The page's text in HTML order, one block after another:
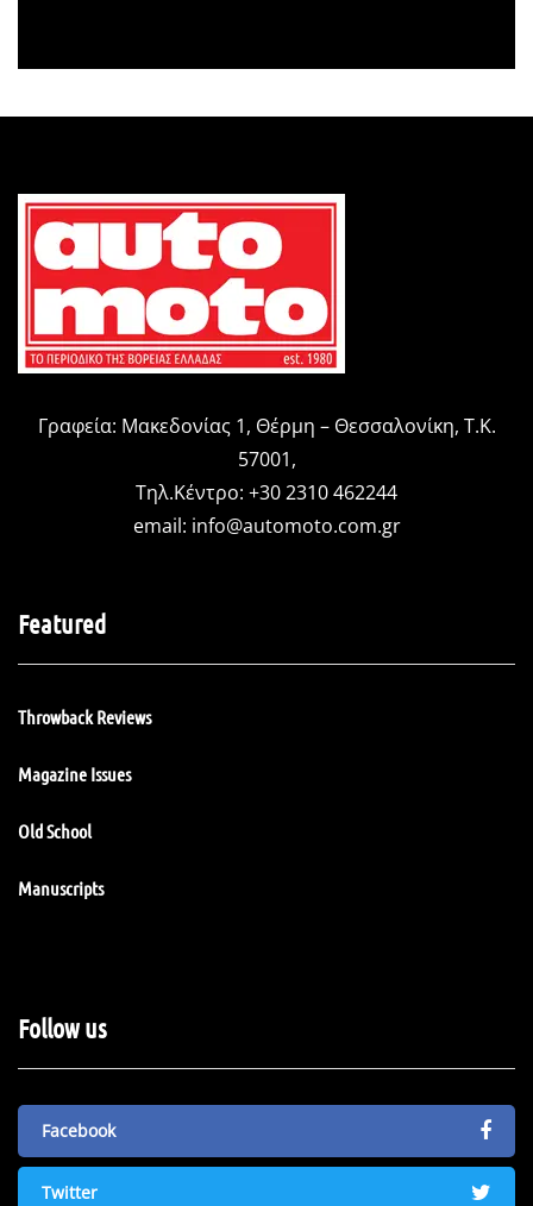
Γραφεία: Μακεδονίας 1, Θέρμη – Θεσσαλονίκη, Τ.Κ.
57001,
Τηλ.Κέντρο: +30 2310 462244
email: info@automoto.com.gr
Featured
Throwback Reviews
Magazine Issues
Old School
Manuscripts
Follow us
Facebook
Twitter